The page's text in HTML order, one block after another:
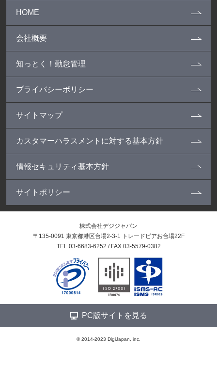
HOME
会社概要
知っとく！勤怠管理
情報セキュリティ基本方針
サイトポリシー
プライバシーポリシー
サイトマップ
カスタマーハラスメントに対する基本方針
株式会社デジジャパン
〒135-0091 東京都港区台場2-3-1 トレードピアお台場22F
TEL.03-6683-6252 / FAX.03-5579-0382
PC版サイトを見る
© 2014-2023 DigiJapan, inc.